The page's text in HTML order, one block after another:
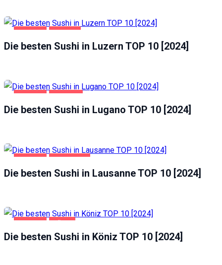
Die besten Sushi in Luzern TOP 10 [2024]
Die besten Sushi in Lugano TOP 10 [2024]
Die besten Sushi in Lausanne TOP 10 [2024]
Die besten Sushi in Köniz TOP 10 [2024]